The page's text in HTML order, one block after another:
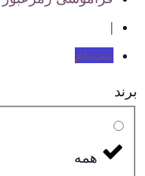
|
ثبت‌نام
برند
همه